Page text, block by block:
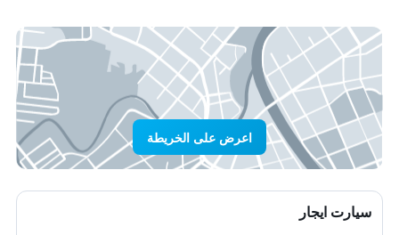
اعرض على الخريطة
سيارت ايجار